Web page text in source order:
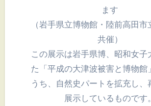
ます
（岩手県立博物館・陸前高田
共催）
この展示は岩手県博、昭和女子
た「平成の大津波被害と博物館
うち、自然史パートを拡充し、
展示しているものです。